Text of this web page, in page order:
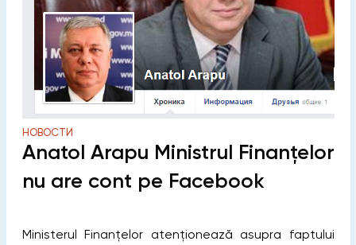
НОВОСТИ
Anatol Arapu Ministrul Finanţelor
nu are cont pe Facebook
Ministerul Finanţelor atenţionează asupra faptului